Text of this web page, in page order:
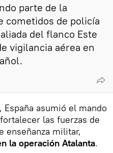
parte de la
cometidos de policía
del flanco Este
vigilancia aérea en
asumió el mando
las fuerzas de
enseñanza militar,
la operación Atalanta.